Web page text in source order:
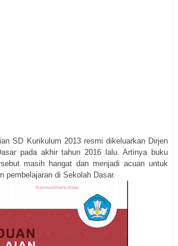
SD Kurikulum 2013 resmi dikeluarkan Dirjen
pada akhir tahun 2016 lalu. Artinya buku
masih hangat dan menjadi acuan untuk
pembelajaran di Sekolah Dasar.